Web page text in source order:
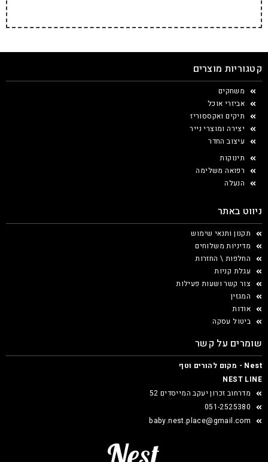
קטגוריות מוצרים
משחקים
אביזרי אוכל
תיקים ואקססוריז
יצירה ומוצרי נייר
עיצוב החדר
תינוקות
רפואה משלימה
הנעלה
ניווט באתר
תקנון ותנאי שימוש
מדיניות משלוחים
החלפות \ החזרות
עגלת קניות
צור קשר ושעות פעילות
המגזין
אודות
ביטול עסקה
שומרים על קשר
Nest - מקום להורים וטף
NEST LINE
מדרחוב זכרון יעקב המייסדים 52
051-2525380
baby.nest.place@gmail.com